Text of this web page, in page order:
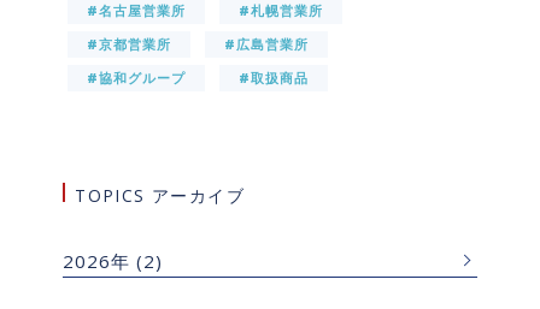
#名古屋営業所
#札幌営業所
#京都営業所
#広島営業所
#協和グループ
#取扱商品
TOPICS アーカイブ
2026年 (2)